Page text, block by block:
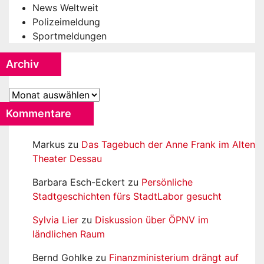
News Weltweit
Polizeimeldung
Sportmeldungen
Archiv
Archiv
Kommentare
Markus zu Das Tagebuch der Anne Frank im Alten
Theater Dessau
Barbara Esch-Eckert zu Persönliche
Stadtgeschichten fürs StadtLabor gesucht
Sylvia Lier zu Diskussion über ÖPNV im
ländlichen Raum
Bernd Gohlke zu Finanzministerium drängt auf